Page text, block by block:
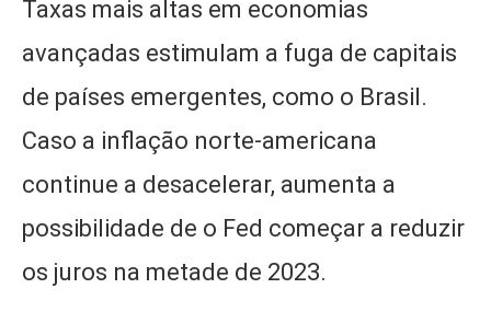
Taxas mais altas em economias
avançadas estimulam a fuga de capitais
de países emergentes, como o Brasil.
Caso a inflação norte-americana
continue a desacelerar, aumenta a
possibilidade de o Fed começar a reduzir
os juros na metade de 2023.